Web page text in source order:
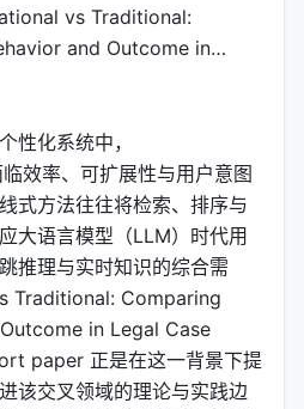
vs Traditional:
and Outcome in…
性化系统中，
效率、可扩展性与用户意图
式方法往往将检索、排序与
大语言模型（LLM）时代用
推理与实时知识的综合需
Traditional: Comparing
in Legal Case
paper 正是在这一背景下提
该交叉领域的理论与实践边